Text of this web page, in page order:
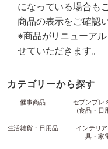
になっている場合も
商品の表示をご確認
※商品がリニューア
せていただきます。
カテゴリーから探す
催事商品
セブンプレ
（食品・日
生活雑貨・日用品
インテリ
具・家